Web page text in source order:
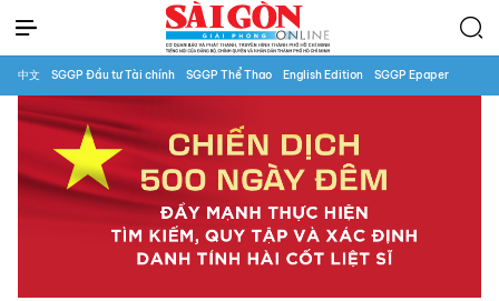
中文 SGGP Đầu tư Tài chính SGGP Thể Thao English Edition SGGP Epaper